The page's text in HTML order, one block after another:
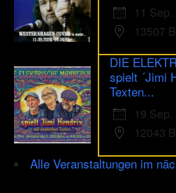
11 Sep.
13507
DIE
spielt ´Jimi
Texten...
19 Sep.
12043
Alle Veranstaltungen im